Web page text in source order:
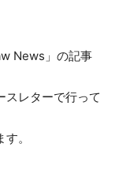
News」の記事
スレターで行って
。